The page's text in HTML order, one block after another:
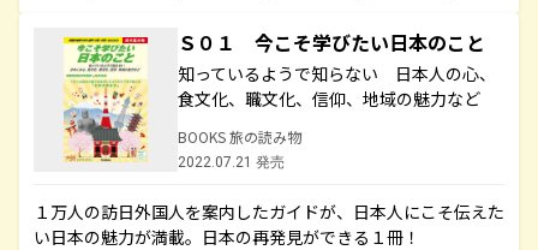
Ｓ０１ 今こそ学びたい日本のこと
知っているようで知らない 日本人の心、
食文化、職文化、信仰、地域の魅力など
BOOKS 旅の読み物
2022.07.21 発売
１万人の訪日外国人を案内したガイドが、日本人にこそ伝えた
い日本の魅力が満載。日本の再発見ができる１冊！